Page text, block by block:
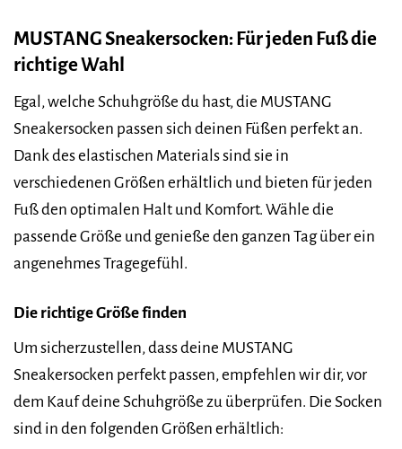
MUSTANG Sneakersocken: Für jeden Fuß die
richtige Wahl
Egal, welche Schuhgröße du hast, die MUSTANG
Sneakersocken passen sich deinen Füßen perfekt an.
Dank des elastischen Materials sind sie in
verschiedenen Größen erhältlich und bieten für jeden
Fuß den optimalen Halt und Komfort. Wähle die
passende Größe und genieße den ganzen Tag über ein
angenehmes Tragegefühl.
Die richtige Größe finden
Um sicherzustellen, dass deine MUSTANG
Sneakersocken perfekt passen, empfehlen wir dir, vor
dem Kauf deine Schuhgröße zu überprüfen. Die Socken
sind in den folgenden Größen erhältlich: